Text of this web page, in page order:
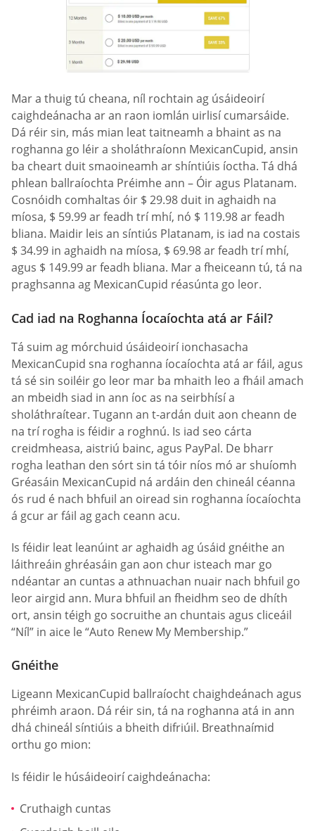
Mar a thuig tú cheana, níl rochtain ag úsáideoirí
caighdeánacha ar an raon iomlán uirlisí cumarsáide.
Dá réir sin, más mian leat taitneamh a bhaint as na
roghanna go léir a sholáthraíonn MexicanCupid, ansin
ba cheart duit smaoineamh ar shíntiúis íoctha. Tá dhá
phlean ballraíochta Préimhe ann – Óir agus Platanam.
Cosnóidh comhaltas óir $ 29.98 duit in aghaidh na
míosa, $ 59.99 ar feadh trí mhí, nó $ 119.98 ar feadh
bliana. Maidir leis an síntiús Platanam, is iad na costais
$ 34.99 in aghaidh na míosa, $ 69.98 ar feadh trí mhí,
agus $ 149.99 ar feadh bliana. Mar a fheiceann tú, tá na
praghsanna ag MexicanCupid réasúnta go leor.
Cad iad na Roghanna Íocaíochta atá ar Fáil?
Tá suim ag mórchuid úsáideoirí ionchasacha
MexicanCupid sna roghanna íocaíochta atá ar fáil, agus
tá sé sin soiléir go leor mar ba mhaith leo a fháil amach
an mbeidh siad in ann íoc as na seirbhísí a
sholáthraítear. Tugann an t-ardán duit aon cheann de
na trí rogha is féidir a roghnú. Is iad seo cárta
creidmheasa, aistriú bainc, agus PayPal. De bharr
rogha leathan den sórt sin tá tóir níos mó ar shuíomh
Gréasáin MexicanCupid ná ardáin den chineál céanna
ós rud é nach bhfuil an oiread sin roghanna íocaíochta
á gcur ar fáil ag gach ceann acu.
Is féidir leat leanúint ar aghaidh ag úsáid gnéithe an
láithreáin ghréasáin gan aon chur isteach mar go
ndéantar an cuntas a athnuachan nuair nach bhfuil go
leor airgid ann. Mura bhfuil an fheidhm seo de dhíth
ort, ansin téigh go socruithe an chuntais agus cliceáil
“Níl” in aice le “Auto Renew My Membership.”
Gnéithe
Ligeann MexicanCupid ballraíocht chaighdeánach agus
phréimh araon. Dá réir sin, tá na roghanna atá in ann
dhá chineál síntiúis a bheith difriúil. Breathnaímid
orthu go mion:
Is féidir le húsáideoirí caighdeánacha:
Cruthaigh cuntas